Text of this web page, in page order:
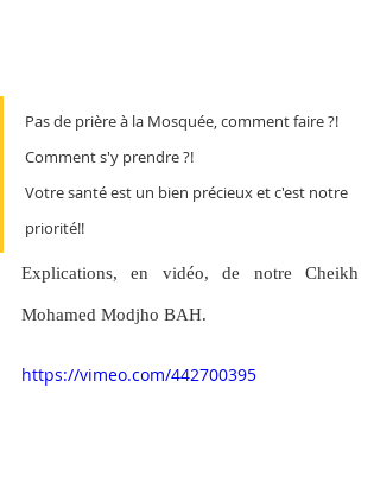
Pas de prière à la Mosquée, comment faire ?!
Comment s'y prendre ?!
Votre santé est un bien précieux et c'est notre
priorité!!
Explications, en vidéo, de notre Cheikh
Mohamed Modjho BAH.
https://vimeo.com/442700395